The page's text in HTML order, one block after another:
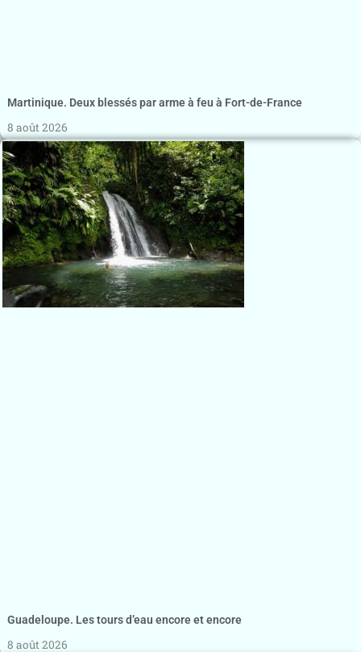
Martinique. Deux blessés par arme à feu à Fort-de-France
8 août 2026
Guadeloupe. Les tours d’eau encore et encore
8 août 2026